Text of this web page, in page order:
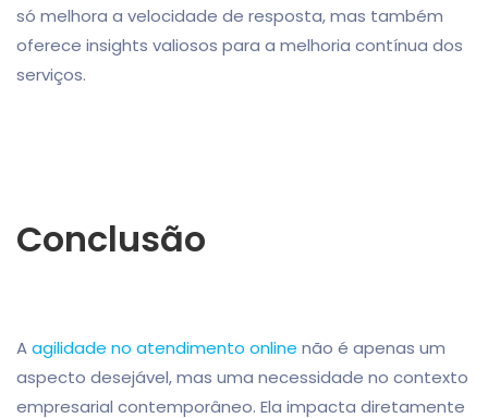
só melhora a velocidade de resposta, mas também
oferece insights valiosos para a melhoria contínua dos
serviços.
Conclusão
Aagilidade no atendimento online não é apenas um
aspecto desejável, mas uma necessidade no contexto
empresarial contemporâneo. Ela impacta diretamente